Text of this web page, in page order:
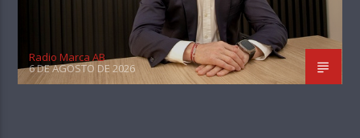
Radio Marca AB
6 DE AGOSTO DE 2026